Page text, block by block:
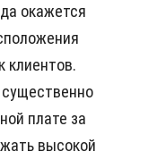
окажется
клиентов.
плате за
высокой